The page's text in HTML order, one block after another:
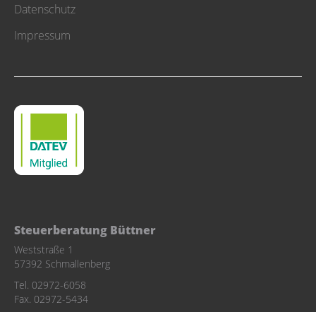
Datenschutz
Impressum
Steuerberatung Büttner
Weststraße 1
57392 Schmallenberg
Tel. 02972-6058
Fax. 02972-5434